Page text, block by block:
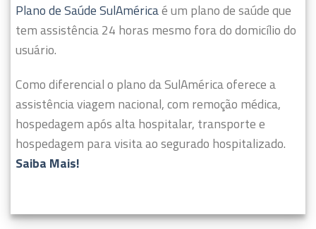
Plano de Saúde SulAméricaé um plano de saúde que
tem assistência 24 horas mesmo fora do domicílio do
usuário.
Como diferencial o plano da SulAmérica oferece a
assistência viagem nacional, com remoção médica,
hospedagem após alta hospitalar, transporte e
hospedagem para visita ao segurado hospitalizado.
Saiba Mais!